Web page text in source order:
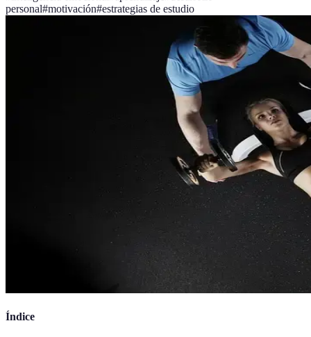
personal#motivación#estrategias de estudio
Índice